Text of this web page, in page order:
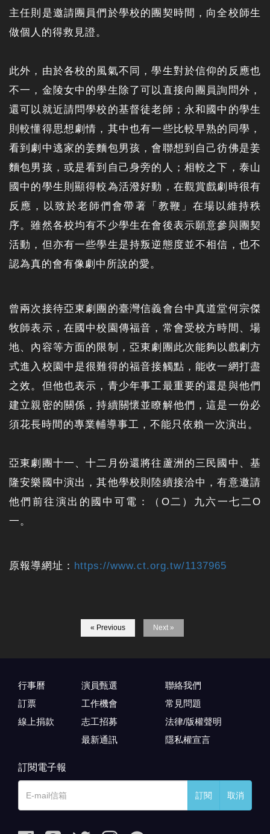
主任則是邀請團員們於學校的團契時間，向全校師生
做個人的得救見證。
此外，由於各校的風氣不同，學生對於信仰的反應也
不一，金陵女中的學生除了可以直接向團員詢問外，
還可以就近請問學校的基督徒老師；永和國中的學生
則較懂得思想劇情，其中也有一些比較早熟的同學，
看到劇中逃家的姜麵包男孩，會聯想到自己彷佛是姜
麵包男孩，或是看到自己身旁的人；相較之下，泰山
國中的學生則顯得較為活潑好動，在觀賞戲劇時很有
反應，以致於老師們會帶著「教鞭」在場以維持秩
序。雖然各校均有不少學生在會後表示願意參與團契
活動，但亦有一些學生是持叛逆態度並不相信，也不
認為真的會有像劇中所說的愛。
曾兩次接待亞東劇團的臺灣信義會台中真道堂何宗傑
牧師表示，在國中校園傳福音，常會受校方時間、場
地、內容等方面的限制，亞東劇團此次能夠以戲劇方
式進入校園中是很難得的福音接觸點，能收一網打盡
之效。但他也表示，青少年事工最重要的還是與他們
建立親密的關係，持續關懷並瞭解他們，這是一份必
須花長時間的專業輔導事工，不能只依賴一次演出。
亞東劇團十一、十二月份還將往蘆洲的三民國中、基
隆安樂國中演出，其他學校則陸續接洽中，有意邀請
他們前往演出的國中可電：（O二）九六一七二O
一。
原報導網址： https://www.ct.org.tw/1137965
« Previous Next »
行事曆
訂票
線上捐款
演員甄選
工作機會
志工招募
最新通訊
聯絡我們
常見問題
法律/版權聲明
隱私權宣言
訂閱電子報
訂閱 取消